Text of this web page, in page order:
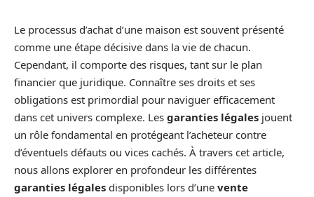
Le processus d’achat d’une maison est souvent présenté
comme une étape décisive dans la vie de chacun.
Cependant, il comporte des risques, tant sur le plan
financier que juridique. Connaître ses droits et ses
obligations est primordial pour naviguer efficacement
dans cet univers complexe. Les garanties légales jouent
un rôle fondamental en protégeant l’acheteur contre
d’éventuels défauts ou vices cachés. À travers cet article,
nous allons explorer en profondeur les différentes
garanties légales disponibles lors d’une vente